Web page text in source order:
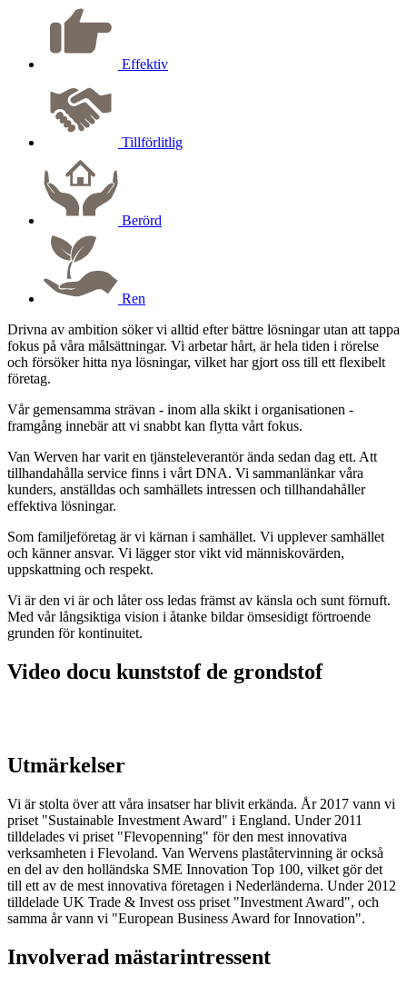
Effektiv
Tillförlitlig
Berörd
Ren
Drivna av ambition söker vi alltid efter bättre lösningar utan att tappa
fokus på våra målsättningar. Vi arbetar hårt, är hela tiden i rörelse
och försöker hitta nya lösningar, vilket har gjort oss till ett flexibelt
företag.
Vår gemensamma strävan - inom alla skikt i organisationen -
framgång innebär att vi snabbt kan flytta vårt fokus.
Van Werven har varit en tjänsteleverantör ända sedan dag ett. Att
tillhandahålla service finns i vårt DNA. Vi sammanlänkar våra
kunders, anställdas och samhällets intressen och tillhandahåller
effektiva lösningar.
Som familjeföretag är vi kärnan i samhället. Vi upplever samhället
och känner ansvar. Vi lägger stor vikt vid människovärden,
uppskattning och respekt.
Vi är den vi är och låter oss ledas främst av känsla och sunt förnuft.
Med vår långsiktiga vision i åtanke bildar ömsesidigt förtroende
grunden för kontinuitet.
Video docu kunststof de grondstof
Utmärkelser
Vi är stolta över att våra insatser har blivit erkända. År 2017 vann vi
priset "Sustainable Investment Award" i England. Under 2011
tilldelades vi priset "Flevopenning" för den mest innovativa
verksamheten i Flevoland. Van Wervens plaståtervinning är också
en del av den holländska SME Innovation Top 100, vilket gör det
till ett av de mest innovativa företagen i Nederländerna. Under 2012
tilldelade UK Trade & Invest oss priset "Investment Award", och
samma år vann vi "European Business Award for Innovation".
Involverad mästarintressent